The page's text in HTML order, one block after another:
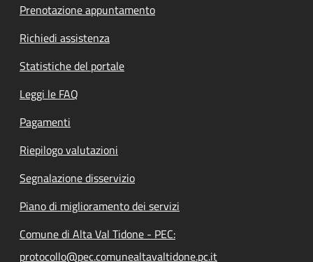
Prenotazione appuntamento
Richiedi assistenza
Statistiche del portale
Leggi le FAQ
Pagamenti
Riepilogo valutazioni
Segnalazione disservizio
Piano di miglioramento dei servizi
Comune di Alta Val Tidone - PEC:
protocollo@pec.comunealtavaltidone.pc.it